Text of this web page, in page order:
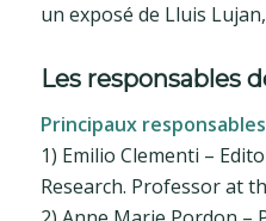
un exposé de Lluis
Les responsables
Principaux
1) Emilio Clementi –
Research. Professor at